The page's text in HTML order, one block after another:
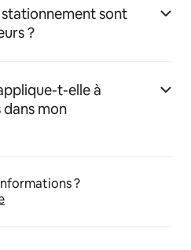
sont
?
t-elle à
mon
?